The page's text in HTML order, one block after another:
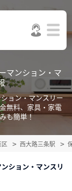
マンション・マ
ョン・マンスリー
無料、家具・家電
も簡単！
西大路三条駅
ション・マンスリ